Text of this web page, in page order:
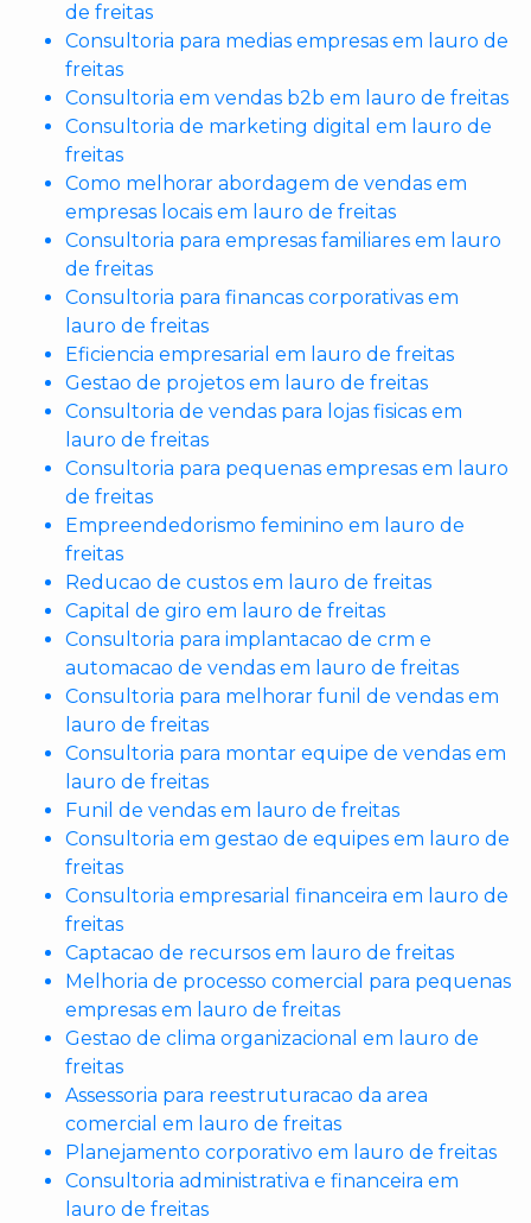
de freitas
Consultoria para medias empresas em lauro de
freitas
Consultoria em vendas b2b em lauro de freitas
Consultoria de marketing digital em lauro de
freitas
Como melhorar abordagem de vendas em
empresas locais em lauro de freitas
Consultoria para empresas familiares em lauro
de freitas
Consultoria para financas corporativas em
lauro de freitas
Eficiencia empresarial em lauro de freitas
Gestao de projetos em lauro de freitas
Consultoria de vendas para lojas fisicas em
lauro de freitas
Consultoria para pequenas empresas em lauro
de freitas
Empreendedorismo feminino em lauro de
freitas
Reducao de custos em lauro de freitas
Capital de giro em lauro de freitas
Consultoria para implantacao de crm e
automacao de vendas em lauro de freitas
Consultoria para melhorar funil de vendas em
lauro de freitas
Consultoria para montar equipe de vendas em
lauro de freitas
Funil de vendas em lauro de freitas
Consultoria em gestao de equipes em lauro de
freitas
Consultoria empresarial financeira em lauro de
freitas
Captacao de recursos em lauro de freitas
Melhoria de processo comercial para pequenas
empresas em lauro de freitas
Gestao de clima organizacional em lauro de
freitas
Assessoria para reestruturacao da area
comercial em lauro de freitas
Planejamento corporativo em lauro de freitas
Consultoria administrativa e financeira em
lauro de freitas